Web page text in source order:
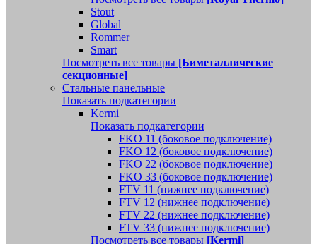
Stout
Global
Rommer
Smart
Посмотреть все товары [Биметаллические
секционные]
Стальные панельные
Показать подкатегории
Kermi
Показать подкатегории
FKO 11 (боковое подключение)
FKO 12 (боковое подключение)
FKO 22 (боковое подключение)
FKO 33 (боковое подключение)
FTV 11 (нижнее подключение)
FTV 12 (нижнее подключение)
FTV 22 (нижнее подключение)
FTV 33 (нижнее подключение)
Посмотреть все товары [Kermi]